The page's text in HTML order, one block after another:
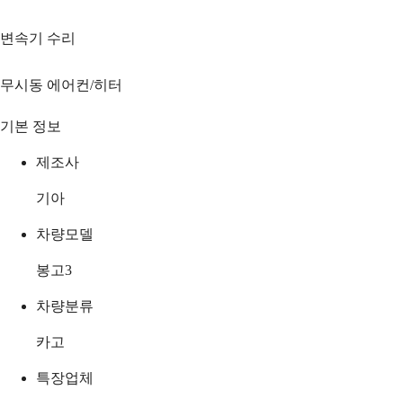
변속기 수리
무시동 에어컨/히터
기본 정보
제조사
기아
차량모델
봉고3
차량분류
카고
특장업체